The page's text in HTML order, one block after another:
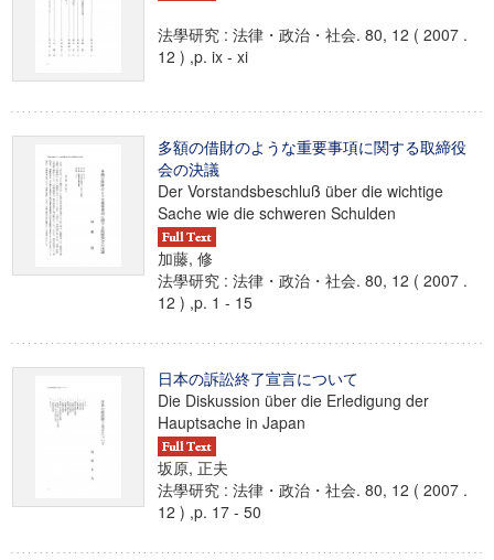
法學研究 : 法律・政治・社会. 80, 12 ( 2007 .
12 ) ,p. ix - xi
多額の借財のような重要事項に関する取締役
会の決議
Der Vorstandsbeschluß über die wichtige
Sache wie die schweren Schulden
加藤, 修
法學研究 : 法律・政治・社会. 80, 12 ( 2007 .
12 ) ,p. 1 - 15
日本の訴訟終了宣言について
Die Diskussion über die Erledigung der
Hauptsache in Japan
坂原, 正夫
法學研究 : 法律・政治・社会. 80, 12 ( 2007 .
12 ) ,p. 17 - 50